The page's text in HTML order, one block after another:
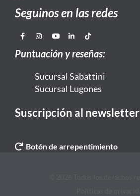
Seguinos en las redes
Puntuación y reseñas:
Sucursal Sabattini
Sucursal Lugones
Suscripción al newsletter
Botón de arrepentimiento